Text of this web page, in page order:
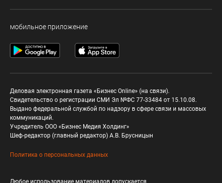
мобильное приложение
Деловая электронная газета «Бизнес Online» (на связи).
Свидетельство о регистрации СМИ Эл №ФС 77-33484 от 15.10.08.
Выдано федеральной службой по надзору в сфере связи и массовых
коммуникаций.
Учредитель ООО «Бизнес Медия Холдинг»
Шеф-редактор (главный редактор) А.В. Брусницын
Политика о персональных данных
Любое использование материалов допускается